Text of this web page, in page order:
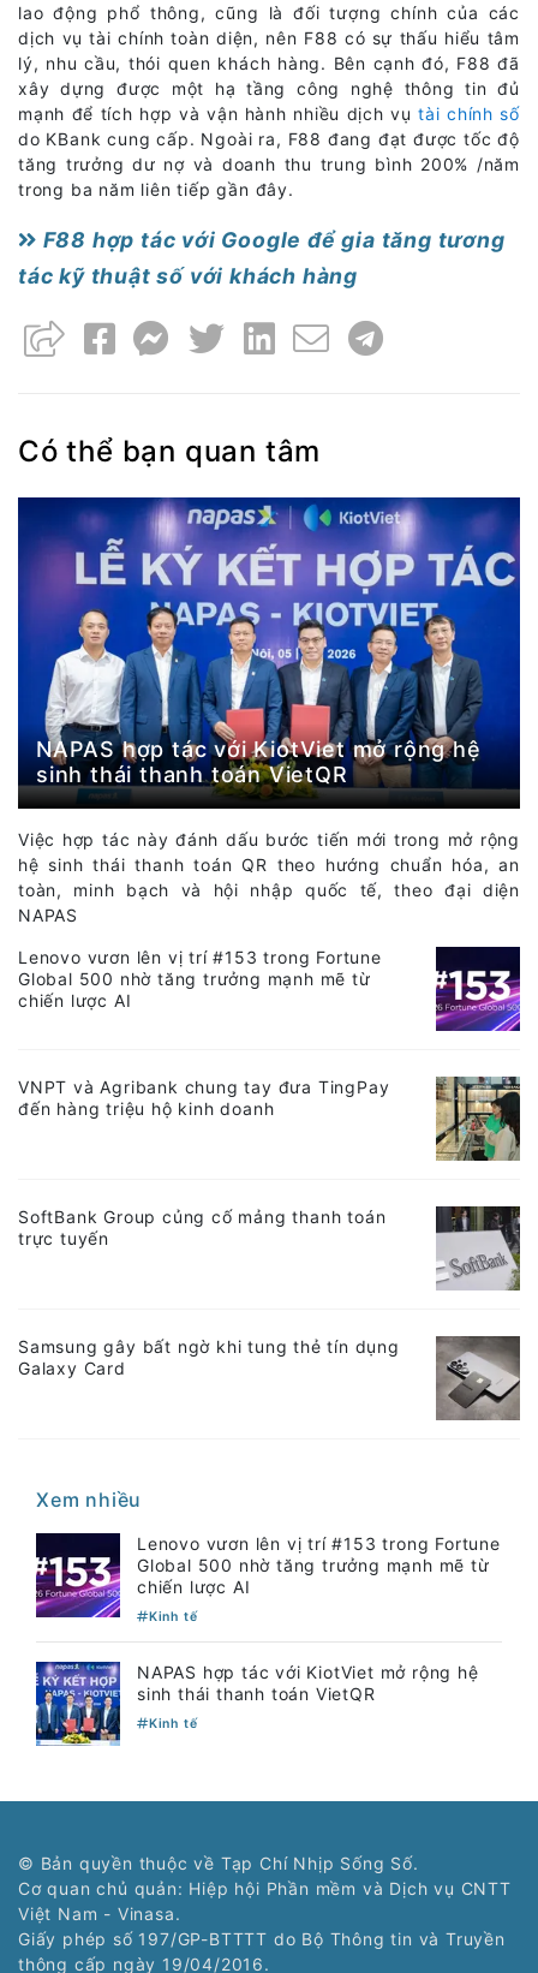
lao động phổ thông, cũng là đối tượng chính của các
dịch vụ tài chính toàn diện, nên F88 có sự thấu hiểu tâm
lý, nhu cầu, thói quen khách hàng. Bên cạnh đó, F88 đã
xây dựng được một hạ tầng công nghệ thông tin đủ
mạnh để tích hợp và vận hành nhiều dịch vụtài chính số
do KBank cung cấp. Ngoài ra, F88 đang đạt được tốc độ
tăng trưởng dư nợ và doanh thu trung bình 200% /năm
trong ba năm liên tiếp gần đây.
F88 hợp tác với Google để gia tăng tương
tác kỹ thuật số với khách hàng
Có thể bạn quan tâm
NAPAS hợp tác với KiotViet mở rộng hệ
sinh thái thanh toán VietQR
Việc hợp tác này đánh dấu bước tiến mới trong mở rộng
hệ sinh thái thanh toán QR theo hướng chuẩn hóa, an
toàn, minh bạch và hội nhập quốc tế, theo đại diện
NAPAS
Lenovo vươn lên vị trí #153 trong Fortune
Global 500 nhờ tăng trưởng mạnh mẽ từ
chiến lược AI
VNPT và Agribank chung tay đưa TingPay
đến hàng triệu hộ kinh doanh
SoftBank Group củng cố mảng thanh toán
trực tuyến
Samsung gây bất ngờ khi tung thẻ tín dụng
Galaxy Card
Xem nhiều
Lenovo vươn lên vị trí #153 trong Fortune
Global 500 nhờ tăng trưởng mạnh mẽ từ
chiến lược AI
Kinh tế
NAPAS hợp tác với KiotViet mở rộng hệ
sinh thái thanh toán VietQR
Kinh tế
© Bản quyền thuộc về Tạp Chí Nhịp Sống Số.
Cơ quan chủ quản: Hiệp hội Phần mềm và Dịch vụ CNTT
Việt Nam - Vinasa.
Giấy phép số 197/GP-BTTTT do Bộ Thông tin và Truyền
thông cấp ngày 19/04/2016.